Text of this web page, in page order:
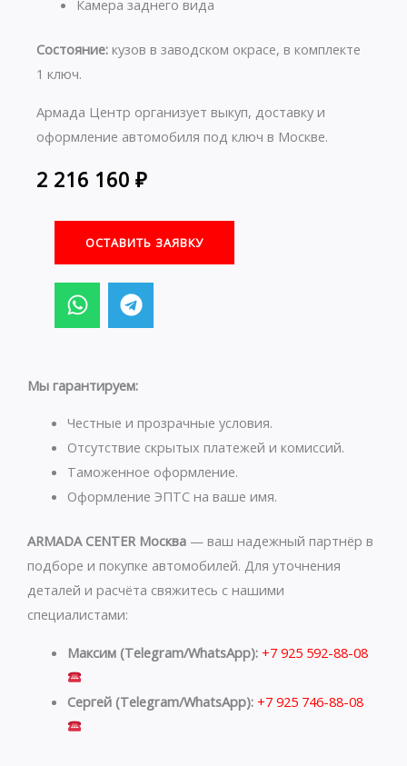
Камера заднего вида
Состояние: кузов в заводском окрасе, в комплекте
1 ключ.
Армада Центр организует выкуп, доставку и
оформление автомобиля под ключ в Москве.
2 216 160 ₽
ОСТАВИТЬ ЗАЯВКУ
W
h
a
s
p
p
T
e
l
g
a
m
Мы гарантируем:
Честные и прозрачные условия.
Отсутствие скрытых платежей и комиссий.
Таможенное оформление.
Оформление ЭПТС на ваше имя.
ARMADA CENTER Москва — ваш надежный партнёр в
подборе и покупке автомобилей. Для уточнения
деталей и расчёта свяжитесь с нашими
специалистами:
Максим (Telegram/WhatsApp): +7 925 592-88-08
Сергей (Telegram/WhatsApp): +7 925 746-88-08